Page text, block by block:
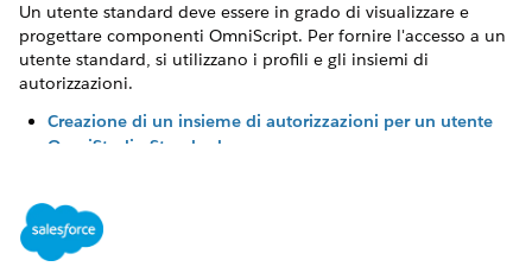
Un utente standard deve essere in grado di visualizzare e
progettare componenti OmniScript. Per fornire l'accesso a un
utente standard, si utilizzano i profili e gli insiemi di
autorizzazioni.
Creazione di un insieme di autorizzazioni per un utente
OmniStudio Standard
Creazione di un profilo per un utente OmniStudio
Standard